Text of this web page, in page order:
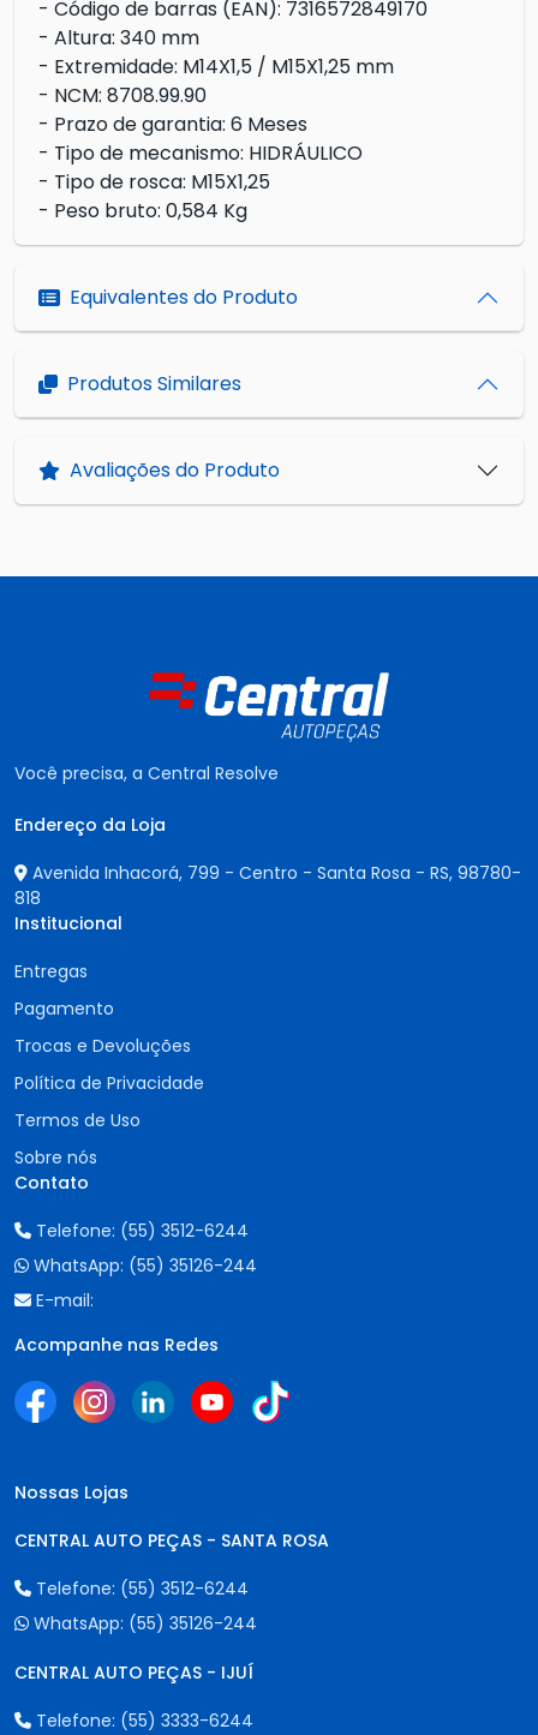
- Código de barras (EAN): 7316572849170
- Altura: 340 mm
- Extremidade: M14X1,5 / M15X1,25 mm
- NCM: 8708.99.90
- Prazo de garantia: 6 Meses
- Tipo de mecanismo: HIDRÁULICO
- Tipo de rosca: M15X1,25
- Peso bruto: 0,584 Kg
Equivalentes do Produto
Produtos Similares
Avaliações do Produto
Você precisa, a Central Resolve
Endereço da Loja
Avenida Inhacorá, 799 - Centro - Santa Rosa - RS, 98780-
818
Institucional
Entregas
Pagamento
Trocas e Devoluções
Política de Privacidade
Termos de Uso
Sobre nós
Contato
Telefone: (55) 3512-6244
WhatsApp: (55) 35126-244
E-mail:
Acompanhe nas Redes
Nossas Lojas
CENTRAL AUTO PEÇAS - SANTA ROSA
Telefone: (55) 3512-6244
WhatsApp: (55) 35126-244
CENTRAL AUTO PEÇAS - IJUÍ
Telefone: (55) 3333-6244